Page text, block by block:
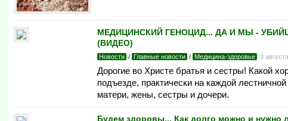
МЕДИЦИНСКИЙ ГЕНОЦИД... ДА И МЫ -
(ВИДЕО)
Новости / Главные новости / Медицина-здоровье 3
Дорогие во Христе братья и сестры! Какой
подъезде, практически на каждой
матери, жены, сестры и дочери.
Будем здоровы... Как долго можно и нужно